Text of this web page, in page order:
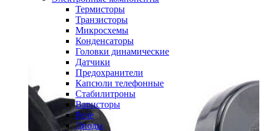
Термисторы
Транзисторы
Микросхемы
Конденсаторы
Головки динамические
Датчики
Предохранители
Капсюли телефонные
Стабилитроны
Варисторы
Реле
Диоды